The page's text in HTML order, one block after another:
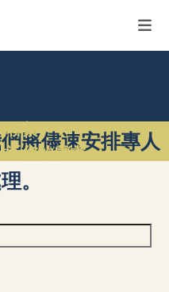
聯繫
近您的需求
將儘速安排專人
。